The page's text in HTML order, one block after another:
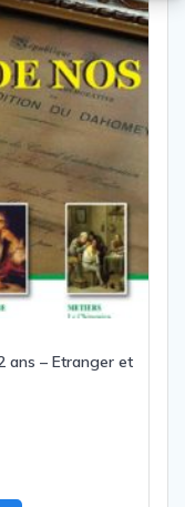
ans – Etranger et